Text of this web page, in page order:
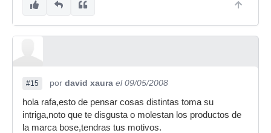
#15 por david xaura el 09/05/2008
hola rafa,esto de pensar cosas distintas toma su
intriga,noto que te disgusta o molestan los productos de
la marca bose,tendras tus motivos.